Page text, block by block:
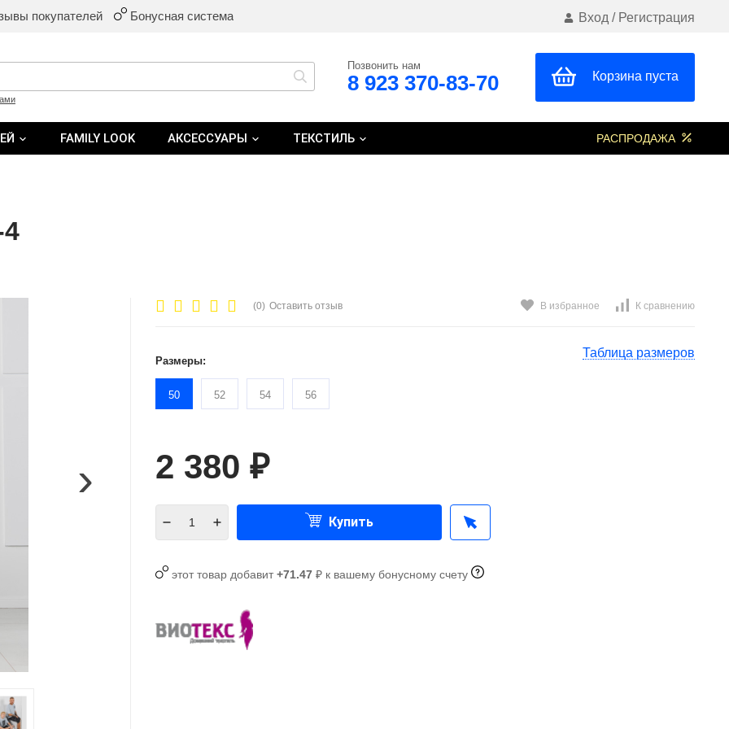
покупателей Бонусная система Вход / Регистрация
Позвонить нам
8 923 370-83-70 Корзина пуста
FAMILY LOOK АКСЕССУАРЫ ТЕКСТИЛЬ РАСПРОДАЖА
›
(0) Оставить отзыв В избранное К сравнению
Таблица размеров
Размеры:
50 52 54 56
2 380 ₽
Купить
этот товар добавит+71.47 ₽ к вашему бонусному счету